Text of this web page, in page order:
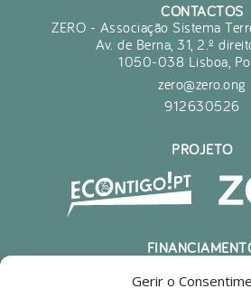
Gerir o
CONTACTOS
ZERO - Associação Sistema
Av. de Berna, 31, 2.º
1050-038 Lisboa,
zero@zero.ong
912630526
PROJETO